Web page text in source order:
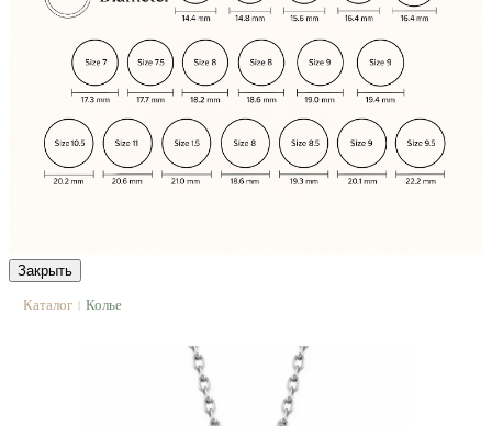
Закрыть
Каталог | Колье